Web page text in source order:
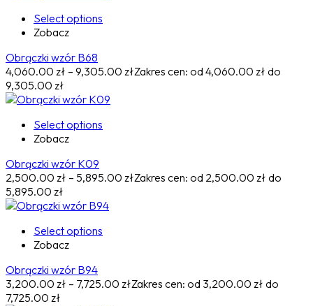
Select options
Zobacz
Obrączki wzór B68
4,060.00 zł – 9,305.00 złZakres cen: od 4,060.00 zł do
9,305.00 zł
Select options
Zobacz
Obrączki wzór K09
2,500.00 zł – 5,895.00 złZakres cen: od 2,500.00 zł do
5,895.00 zł
Select options
Zobacz
Obrączki wzór B94
3,200.00 zł – 7,725.00 złZakres cen: od 3,200.00 zł do
7,725.00 zł